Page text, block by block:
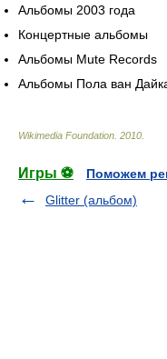
Альбомы 2003 года
Концертные альбомы
Альбомы Mute Records
Альбомы Пола ван
Wikimedia Foundation 2010
Игры ⚽
Поможем
Glitter (альбом)